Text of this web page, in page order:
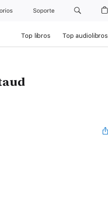
Soporte
Top libros Top audiolibros